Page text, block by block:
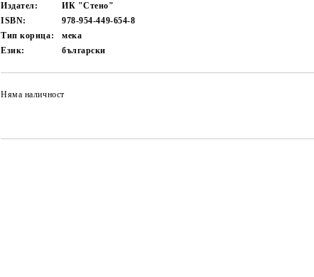
Издател:
ИК "Стено"
ISBN:
978-954-449-654-8
Тип корица:
мека
Език:
български
Няма наличност